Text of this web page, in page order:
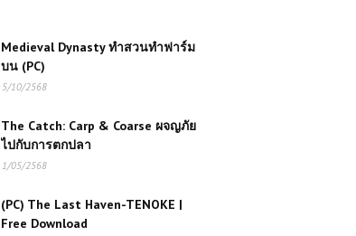
Medieval Dynasty ทำสวนทำฟาร์ม
บน (PC)
5/10/2568
The Catch: Carp & Coarse ผจญภัย
ไปกับการตกปลา
1/05/2568
(PC) The Last Haven-TENOKE |
Free Download